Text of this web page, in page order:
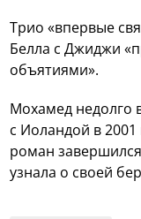
Трио «впервые
Белла с Джиджи
объятиями».
Мохамед недолго
с Иоландой в
роман
узнала о своей